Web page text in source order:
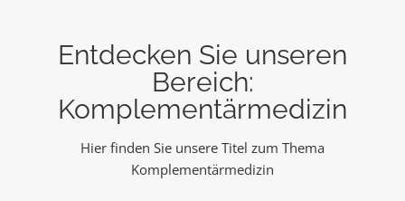
Entdecken Sie unseren
Bereich:
Komplementärmedizin
Hier finden Sie unsere Titel zum Thema
Komplementärmedizin